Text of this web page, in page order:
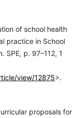
of school health
practice in School
SPE, p. 97–112, 1
view/12875>.
proposals for